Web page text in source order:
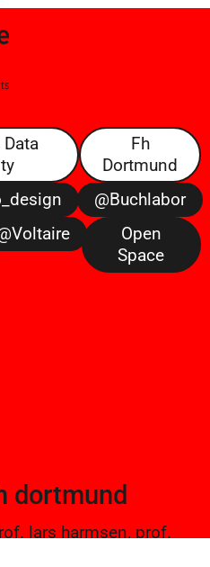
Data
Fh
Dortmund
@buchlabor
Open
Space
dortmund
lars harmsen, prof.